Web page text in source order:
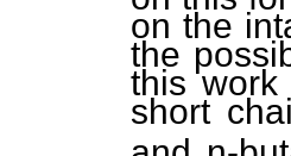
on the
the
this
short